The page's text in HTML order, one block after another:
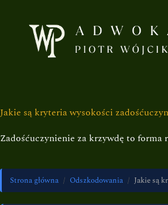
Jakie są kryteria wysokości
Zadośćuczynienie za krzywdę to
Strona główna / Odszkodowania / Jakie są